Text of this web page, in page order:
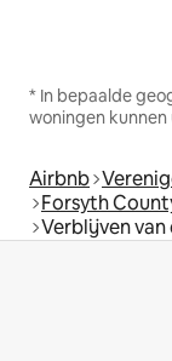
* In bepaalde
woningen
Airbnb
Forsyth
Verblijven van